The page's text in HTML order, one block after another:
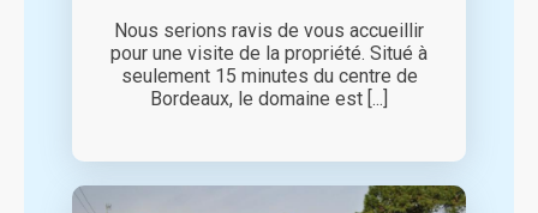
Nous serions ravis de vous accueillir
pour une visite de la propriété. Situé à
seulement 15 minutes du centre de
Bordeaux, le domaine est [...]